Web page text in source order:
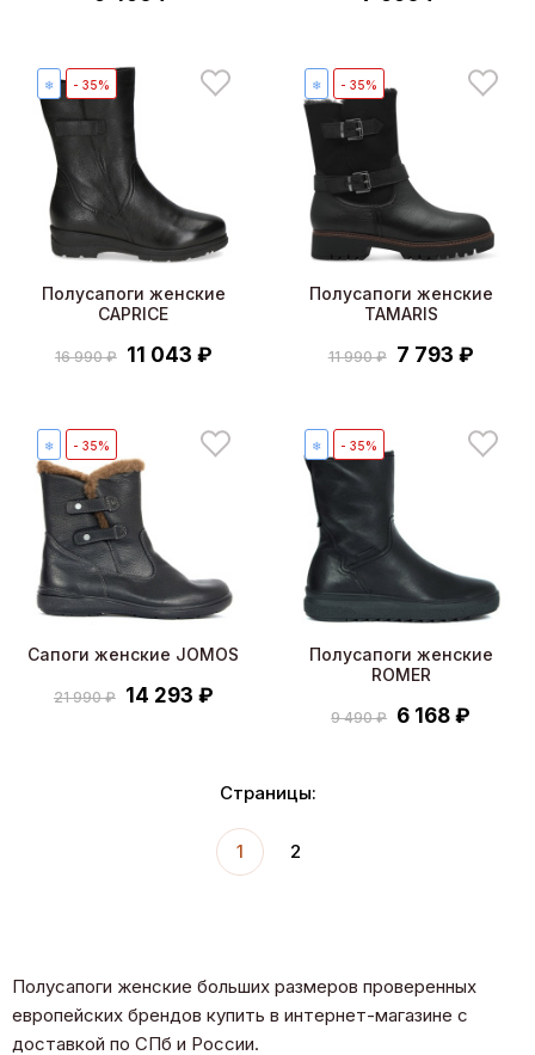
❄ - 35%
Полусапоги женские
CAPRICE
16 990 ₽ 11 043 ₽
❄ - 35%
Полусапоги женские
TAMARIS
11 990 ₽ 7 793 ₽
❄ - 35%
Сапоги женские JOMOS
21 990 ₽ 14 293 ₽
❄ - 35%
Полусапоги женские
ROMER
9 490 ₽ 6 168 ₽
Страницы:
1 2
Полусапоги женские больших размеров проверенных
европейских брендов купить в интернет-магазине с
доставкой по СПб и России.